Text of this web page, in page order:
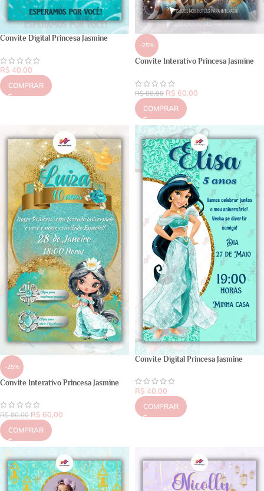
Convite Digital Princesa Jasmine
R$ 40,00
COMPRAR
-25%
Convite Interativo Princesa Jasmine
R$80,00 R$ 60,00
COMPRAR
-25%
Convite Interativo Princesa Jasmine
R$80,00 R$ 60,00
COMPRAR
Convite Digital Princesa Jasmine
R$ 40,00
COMPRAR